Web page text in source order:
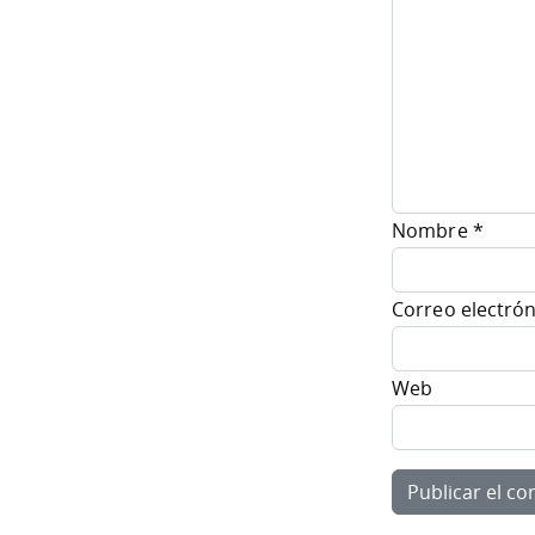
Nombre*
Correo
Web